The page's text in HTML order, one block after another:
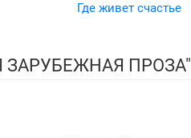
Где живет счастье
ПРОЗА"